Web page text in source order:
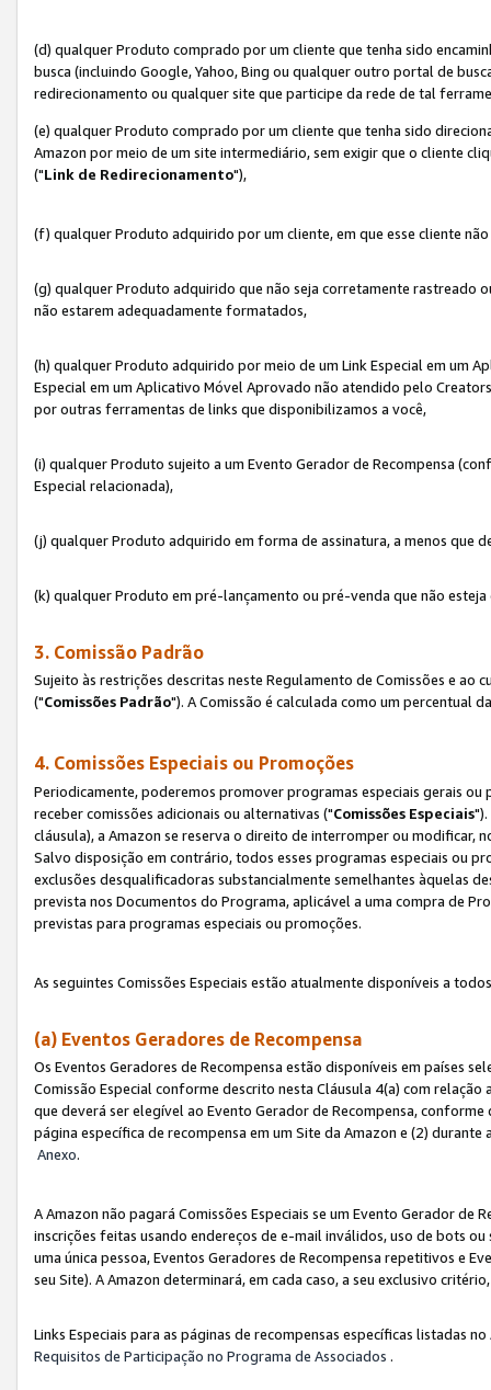
(d) qualquer Produto comprado por um cliente que tenha sido
busca (incluindo Google, Yahoo, Bing ou qualquer outro portal de
redirecionamento ou qualquer site que participe da rede de tal
(e) qualquer Produto comprado por um cliente que tenha sido
Amazon por meio de um site intermediário, sem exigir que o cliente
("Link de Redirecionamento"),
(f) qualquer Produto adquirido por um cliente, em que esse cliente
(g) qualquer Produto adquirido que não seja corretamente rastreado
não estarem adequadamente formatados,
(h) qualquer Produto adquirido por meio de um Link Especial em um
Especial em um Aplicativo Móvel Aprovado não atendido pelo
por outras ferramentas de links que disponibilizamos a você,
(i) qualquer Produto sujeito a um Evento Gerador de Recompensa
Especial relacionada),
(j) qualquer Produto adquirido em forma de assinatura, a menos que
(k) qualquer Produto em pré-lançamento ou pré-venda que não
3. Comissão Padrão
Sujeito às restrições descritas neste Regulamento de Comissões e ao
("Comissões Padrão"). A Comissão é calculada como um percentual
4. Comissões Especiais ou Promoções
Periodicamente, poderemos promover programas especiais gerais
receber comissões adicionais ou alternativas ("Comissões Especiais
cláusula), a Amazon se reserva o direito de interromper ou
Salvo disposição em contrário, todos esses programas especiais ou
exclusões desqualificadoras substancialmente semelhantes àquelas
prevista nos Documentos do Programa, aplicável a uma compra de
previstas para programas especiais ou promoções.
As seguintes Comissões Especiais estão atualmente disponíveis a
(a) Eventos Geradores de Recompensa
Os Eventos Geradores de Recompensa estão disponíveis em países
Comissão Especial conforme descrito nesta Cláusula 4(a) com relação
que deverá ser elegível ao Evento Gerador de Recompensa,
página específica de recompensa em um Site da Amazon e (2)
Anexo.
A Amazon não pagará Comissões Especiais se um Evento Gerador
inscrições feitas usando endereços de e-mail inválidos, uso de bots
uma única pessoa, Eventos Geradores de Recompensa repetitivos e
seu Site). A Amazon determinará, em cada caso, a seu exclusivo
Links Especiais para as páginas de recompensas específicas listadas no
Requisitos de Participação no Programa de Associados .